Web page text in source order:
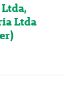
Ltda